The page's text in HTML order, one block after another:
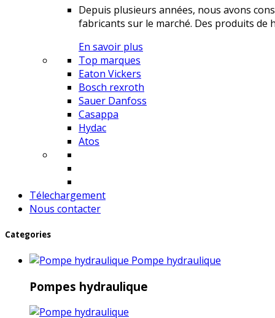
Depuis plusieurs années, nous avons
fabricants sur le marché. Des produits de
En savoir plus
Top marques
Eaton Vickers
Bosch rexroth
Sauer Danfoss
Casappa
Hydac
Atos
Télechargement
Nous contacter
Categories
Pompe hydraulique
Pompes hydraulique